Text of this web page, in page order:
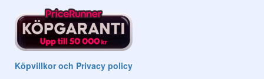
Köpvillkor och Privacy policy